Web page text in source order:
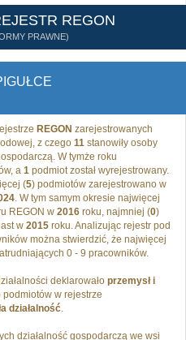
REGON
PRAWNE)
REGON zarejestrowanych
z czego 11 stanowiły osoby
W tymże roku
a 1 podmiot został wyrejestrowany.
(5) podmiotów zarejestrowano w
. W tym samym okresie najwięcej
REGON w 2016 roku, najmniej (0)
w 2015 roku. Analizując rejestr pod
można stwierdzić, że najwięcej
0 - 9 pracowników.
deklarowało przemysł i
podmiotów w rejestrze
działalność.
działalność gospodarczą we wsi